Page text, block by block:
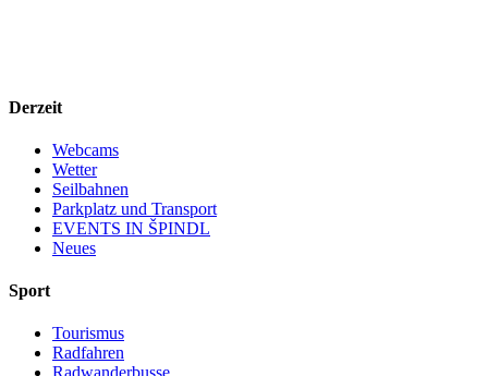
Derzeit
Webcams
Wetter
Seilbahnen
Parkplatz und Transport
EVENTS IN ŠPINDL
Neues
Sport
Tourismus
Radfahren